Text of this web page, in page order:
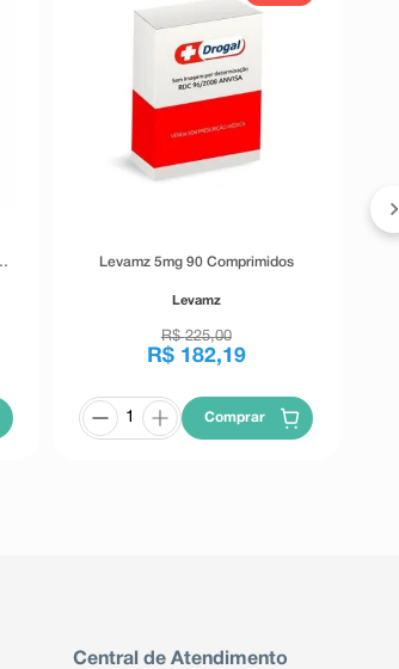
Levamz 5mg 90 Comprimidos
Levamz
R$ 225,00
R$ 182,19
Comprar
Central de Atendimento